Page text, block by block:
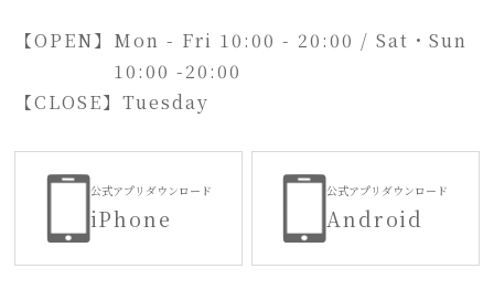
【OPEN】 Mon - Fri 10:00 - 20:00 / Sat・Sun
10:00 -20:00
【CLOSE】Tuesday
公式アプリダウンロード
iPhone
公式アプリダウンロード
Android